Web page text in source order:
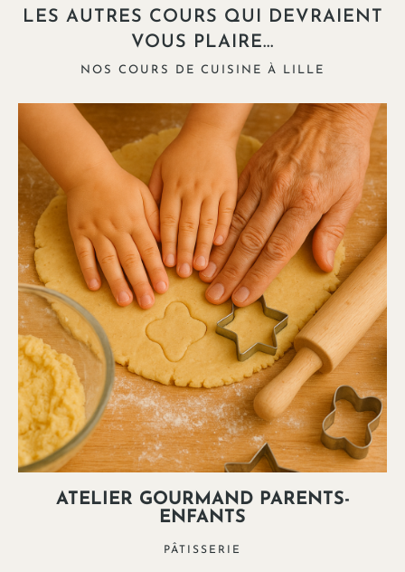
LES AUTRES COURS QUI DEVRAIENT
VOUS PLAIRE...
NOS COURS DE CUISINE À LILLE
ATELIER GOURMAND PARENTS-
ENFANTS
PÂTISSERIE